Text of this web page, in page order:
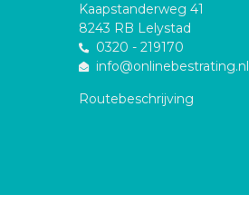
Kaapstanderweg 41
8243 RB Lelystad
0320 - 219170
info@onlinebestrating.nl
Routebeschrijving